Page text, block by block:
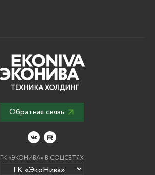
Обратная связь
ГК «ЭКОНИВА» В СОЦСЕТЯХ